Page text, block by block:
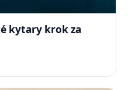
kytary krok za